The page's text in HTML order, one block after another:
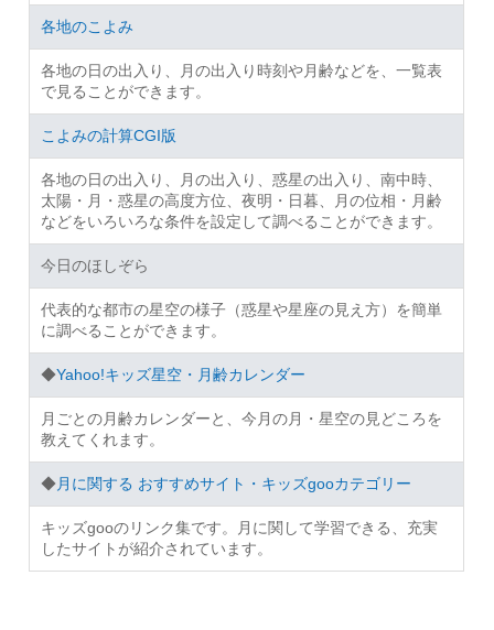
各地のこよみ
各地の日の出入り、月の出入り時刻や月齢などを、一覧表
で見ることができます。
こよみの計算CGI版
各地の日の出入り、月の出入り、惑星の出入り、南中時、
太陽・月・惑星の高度方位、夜明・日暮、月の位相・月齢
などをいろいろな条件を設定して調べることができます。
今日のほしぞら
代表的な都市の星空の様子（惑星や星座の見え方）を簡単
に調べることができます。
◆Yahoo!キッズ星空・月齢カレンダー
月ごとの月齢カレンダーと、今月の月・星空の見どころを
教えてくれます。
◆ 月に関する おすすめサイト・キッズgooカテゴリー
キッズgooのリンク集です。月に関して学習できる、充実
したサイトが紹介されています。